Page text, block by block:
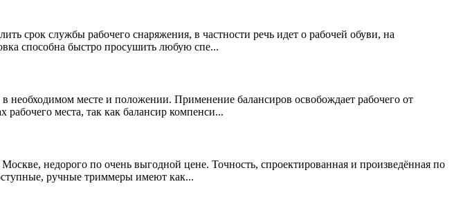
срок службы рабочего снаряжения, в частности речь идет о рабочей обуви, на
способна быстро просушить любую спе...
месте и положении. Применение балансиров освобождает рабочего от
места, так как балансир компенси...
недорого по очень выгодной цене. Точность, спроектированная и произведённая по
ручные триммеры имеют как...